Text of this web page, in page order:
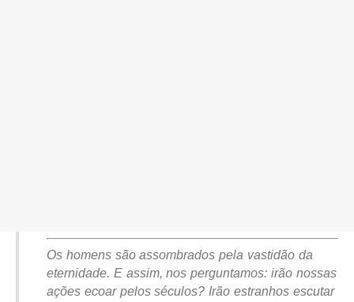
Os homens são assombrados pela vastidão da
eternidade. E assim, nos perguntamos: irão nossas
ações ecoar pelos séculos? Irão estranhos escutar